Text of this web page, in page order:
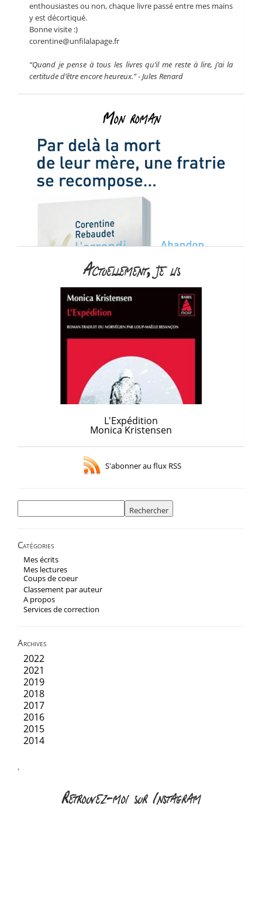
enthousiastes ou non, chaque livre passé entre mes mains
y est décortiqué.
Bonne visite :)
corentine@unfilalapage.fr
“Quand je pense à tous les livres qu’il me reste à lire, j’ai la
certitude d’être encore heureux.” - Jules Renard
Mon roman
Actuellement, je lis
L'Expédition
Monica Kristensen
S'abonner au flux RSS
Rechercher :
Catégories
Mes écrits
Mes lectures
Coups de coeur
Classement par auteur
A propos
Services de correction
Archives
2022
2021
2019
2018
2017
2016
2015
2014
'
Retrouvez-moi sur Instagram